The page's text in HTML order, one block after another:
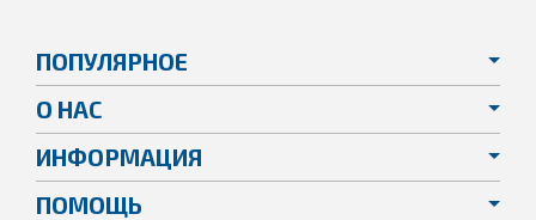
ПОПУЛЯРНОЕ
О НАС
ИНФОРМАЦИЯ
ПОМОЩЬ